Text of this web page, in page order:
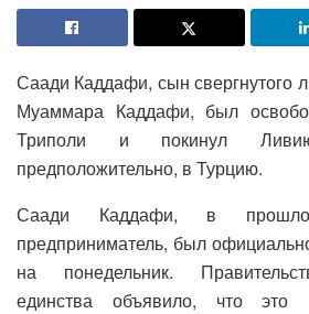
Саади Каддафи, сын свергнутого
Муаммара Каддафи, был
Триполи и покинул
предположительно, в Турцию.
Саади Каддафи, в
предприниматель, был
на понедельник.
единства объявило, что